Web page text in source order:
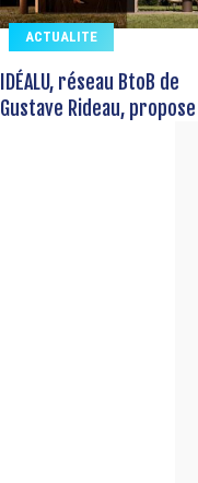
ACTUALITE
IDÉALU, réseau BtoB de
Gustave Rideau,